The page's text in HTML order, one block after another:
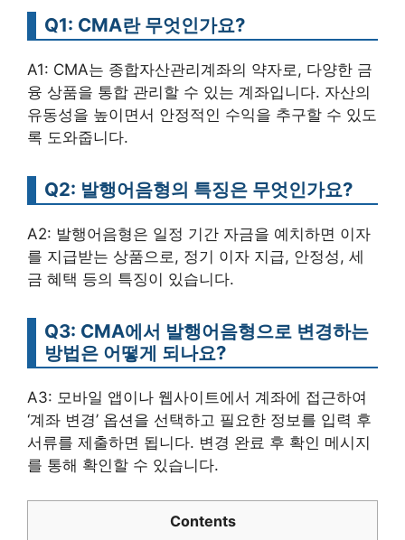
Q1: CMA란 무엇인가요?
A1: CMA는 종합자산관리계좌의 약자로, 다양한 금
융 상품을 통합 관리할 수 있는 계좌입니다. 자산의
유동성을 높이면서 안정적인 수익을 추구할 수 있도
록 도와줍니다.
Q2: 발행어음형의 특징은 무엇인가요?
A2: 발행어음형은 일정 기간 자금을 예치하면 이자
를 지급받는 상품으로, 정기 이자 지급, 안정성, 세
금 혜택 등의 특징이 있습니다.
Q3: CMA에서 발행어음형으로 변경하는
방법은 어떻게 되나요?
A3: 모바일 앱이나 웹사이트에서 계좌에 접근하여
‘계좌 변경’ 옵션을 선택하고 필요한 정보를 입력 후
서류를 제출하면 됩니다. 변경 완료 후 확인 메시지
를 통해 확인할 수 있습니다.
Contents